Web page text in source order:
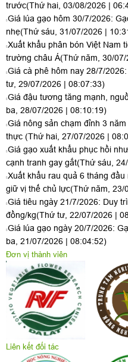
trước(Thứ hai, 03/08/2026 |
Giá lúa gạo hôm 30/7/2026:
nhẹ(Thứ sáu, 31/07/2026 |
Xuất khẩu phân bón Việt Nam
trường châu Á(Thứ năm, 30/
Giá cà phê hôm nay 28/7/
tư, 29/07/2026 | 08:07:33)
Giá đậu tương tăng mạnh,
ba, 28/07/2026 | 08:10:19)
Giá nông sản chạm đỉnh 3
thực (Thứ hai, 27/07/2026 |
Giá gạo xuất khẩu phục hồi
cạnh tranh gay gắt(Thứ sáu,
Xuất khẩu rau quả 6 tháng
giữ vị thế chủ lực(Thứ năm, 23/
Giá tiêu ngày 21/7/2026: Duy
đồng/kg(Thứ tư, 22/07/2026 |
Giá lúa gạo ngày 20/7/2026:
ba, 21/07/2026 | 08:04:52)
Đơn vị thành viên
Liên kết đối tác